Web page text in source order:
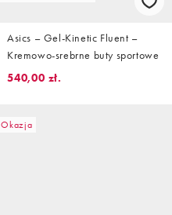
Asics – Gel-Kinetic Fluent –
Kremowo-srebrne buty sportowe
540,00 zł.
Okazja